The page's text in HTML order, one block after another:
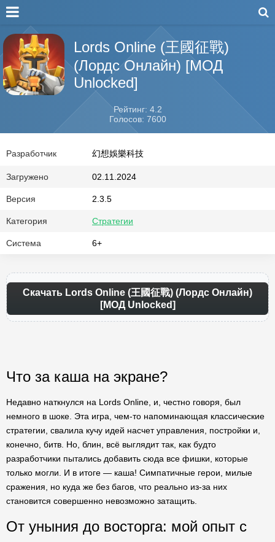
Lords Online (王國征戰)
(Лордс Онлайн) [МОД
Unlocked]
Рейтинг: 4.2
Голосов: 7600
Разработчик 幻想娛樂科技
Загружено 02.11.2024
Версия 2.3.5
Категория Стратегии
Система 6+
Скачать Lords Online (王國征戰) (Лордс Онлайн)
[МОД Unlocked]
Что за каша на экране?
Недавно наткнулся на Lords Online, и, честно говоря, был
немного в шоке. Эта игра, чем-то напоминающая классические
стратегии, свалила кучу идей насчет управления, постройки и,
конечно, битв. Но, блин, всё выглядит так, как будто
разработчики пытались добавить сюда все фишки, которые
только могли. И в итоге — каша! Симпатичные герои, милые
сражения, но куда же без багов, что реально из-за них
становится совершенно невозможно затащить.
От уныния до восторга: мой опыт с